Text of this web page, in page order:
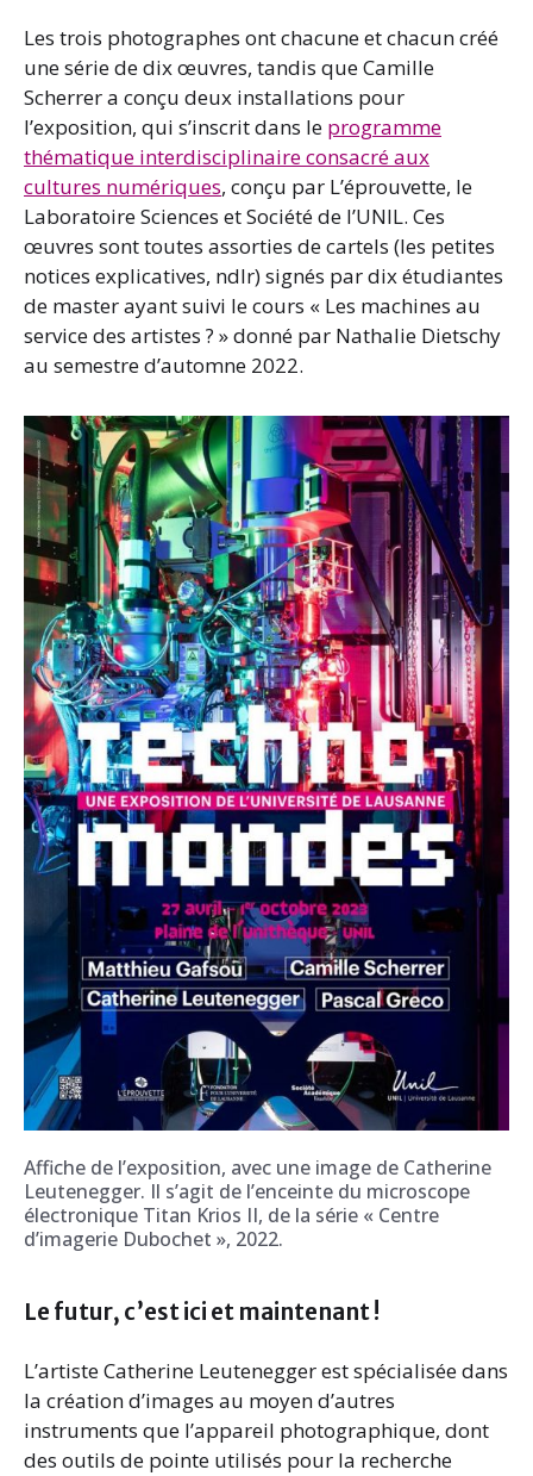
Les trois photographes ont chacune et chacun créé
une série de dix œuvres, tandis que Camille
Scherrer a conçu deux installations pour
l’exposition, qui s’inscrit dans le programme
thématique interdisciplinaire consacré aux
cultures numériques, conçu par L’éprouvette, le
Laboratoire Sciences et Société de l’UNIL. Ces
œuvres sont toutes assorties de cartels (les petites
notices explicatives, ndlr) signés par dix étudiantes
de master ayant suivi le cours « Les machines au
service des artistes ? » donné par Nathalie Dietschy
au semestre d’automne 2022.
Affiche de l’exposition, avec une image de Catherine
Leutenegger. Il s’agit de l’enceinte du microscope
électronique Titan Krios II, de la série « Centre
d’imagerie Dubochet », 2022.
Le futur, c’est ici et maintenant !
L’artiste Catherine Leutenegger est spécialisée dans
la création d’images au moyen d’autres
instruments que l’appareil photographique, dont
des outils de pointe utilisés pour la recherche